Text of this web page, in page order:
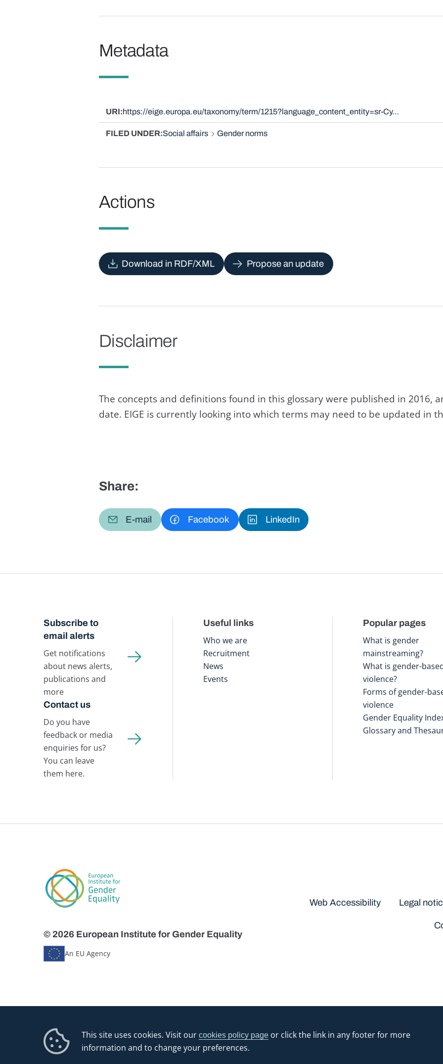
This site uses cookies. Visit ourcookies policy page or click the link in any footer for more
information and to change your preferences.
Metadata
URI https://eige.europa.eu/taxonomy/term/1215?language_content_entity=sr-Cy…
FILED UNDER Social affairs Gender norms
Actions
Download in RDF/XML Propose an update
Disclaimer
The concepts and definitions found in this glossary were published in 2016,
date. EIGE is currently looking into which terms may need to be updated in
Share:
E-mail Facebook LinkedIn
Subscribe to
email alerts
Get notifications
about news alerts,
publications and
more
Contact us
Do you have
feedback or media
enquiries for us?
You can leave
them here.
Useful links
Who we are
Recruitment
News
Events
Popular pages
What is gender
mainstreaming?
What is gender-
violence?
Forms of gender-
violence
Gender Equality
Glossary and
© 2026 European Institute for Gender Equality
An EU Agency
Web Accessibility Legal